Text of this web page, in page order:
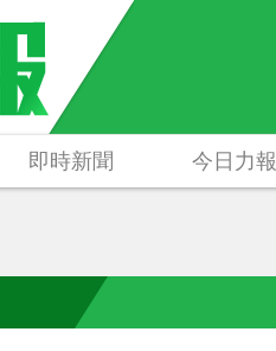
即時新聞 今日力報